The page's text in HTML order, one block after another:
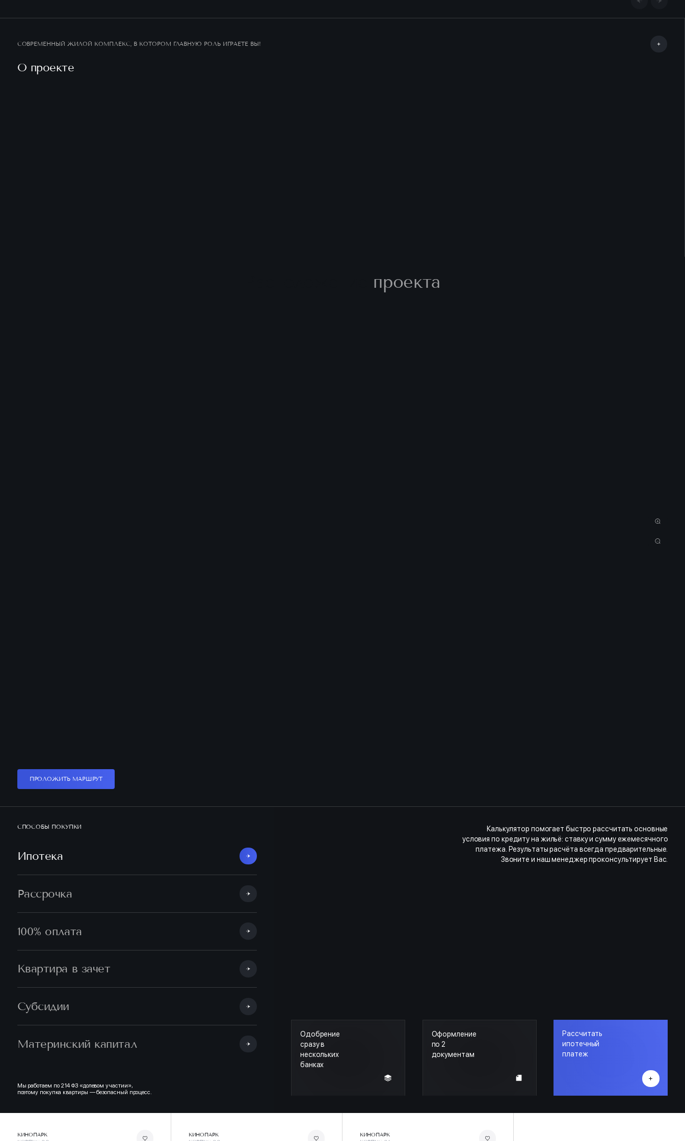
СОВРЕМЕННЫЙ ЖИЛОЙ КОМПЛЕКС, В КОТОРОМ ГЛАВНУЮ РОЛЬ ИГРАЕТЕ ВЫ!
О проекте
проекта
ПРОЛОЖИТЬ МАРШРУТ
СПОСОБЫ ПОКУПКИ
Ипотека
Рассрочка
100% оплата
Квартира в зачет
Субсидии
Материнский капитал
Мы работаем по 214 ФЗ «долевом участии»,
поэтому покупка квартиры — безопасный процесс.
Калькулятор помогает быстро рассчитать основные
условия по кредиту на жильё: ставку и сумму ежемесячного
платежа. Результаты расчёта всегда предварительные.
Звоните и наш менеджер проконсультирует Вас.
Одобрение
сразу в
нескольких
банках
Оформление
по 2
документам
Рассчитать
ипотечный
платеж
КИНОПАРК
КИНОПАРК
КИНОПАРК